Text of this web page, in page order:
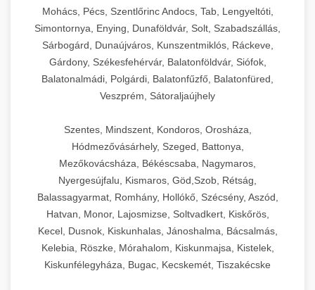
Mohács, Pécs, Szentlőrinc Andocs, Tab, Lengyeltóti,
Simontornya, Enying, Dunaföldvár, Solt, Szabadszállás,
Sárbogárd, Dunaújváros, Kunszentmiklós, Ráckeve,
Gárdony, Székesfehérvár, Balatonföldvár, Siófok,
Balatonalmádi, Polgárdi, Balatonfűzfő, Balatonfüred,
Veszprém, Sátoraljaújhely
Szentes, Mindszent, Kondoros, Orosháza,
Hódmezővásárhely, Szeged, Battonya,
Mezőkovácsháza, Békéscsaba, Nagymaros,
Nyergesújfalu, Kismaros, Göd,Szob, Rétság,
Balassagyarmat, Romhány, Hollókő, Szécsény, Aszód,
Hatvan, Monor, Lajosmizse, Soltvadkert, Kiskőrös,
Kecel, Dusnok, Kiskunhalas, Jánoshalma, Bácsalmás,
Kelebia, Röszke, Mórahalom, Kiskunmajsa, Kistelek,
Kiskunfélegyháza, Bugac, Kecskemét, Tiszakécske